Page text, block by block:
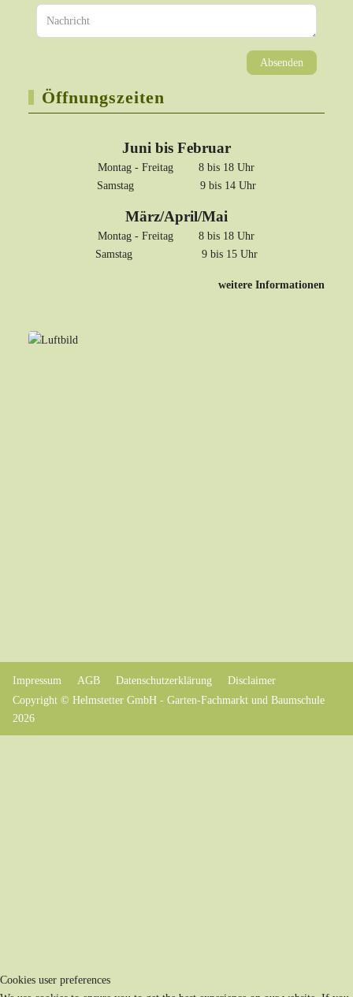
Absenden
Öffnungszeiten
Juni bis Februar
Montag - Freitag 8 bis 18 Uhr
Samstag 9 bis 14 Uhr
März/April/Mai
Montag - Freitag 8 bis 18 Uhr
Samstag 9 bis 15 Uhr
weitere Informationen
Impressum AGB Datenschutzerklärung
Disclaimer
Copyright © Helmstetter GmbH - Garten-Fachmarkt und Baumschule
2026
Cookies user preferences